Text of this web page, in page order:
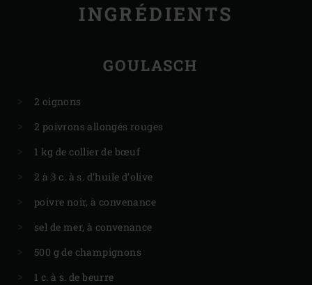
INGRÉDIENTS
GOULASCH
2 oignons
2 poivrons allongés rouges
1 kg de collier de bœuf
2 à 3 c. à s. d’huile d’olive
poivre noir, à convenance
sel de mer, à convenance
500 g de champignons
1 c. à s. de beurre